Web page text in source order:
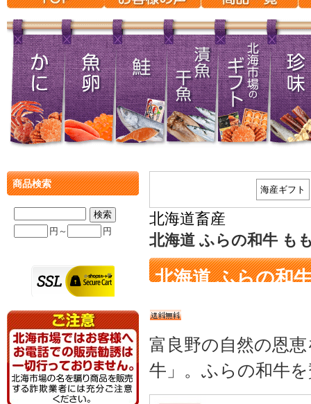
海産ギフト
北海道畜産
北海道 ふらの和牛 も
北海道 ふらの和
富良野の自然の恩
牛」。ふらの和牛
商品検索
円～ 円